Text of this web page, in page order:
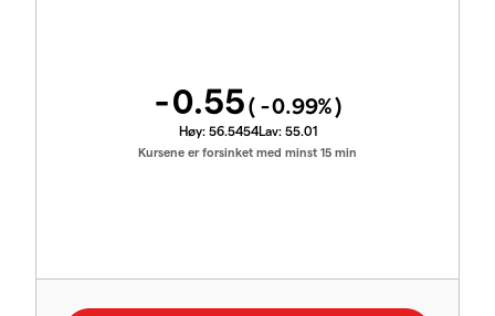
-0.55( -0.99%)
Høy: 56.5454Lav: 55.01
Kursene er forsinket med minst 15 min